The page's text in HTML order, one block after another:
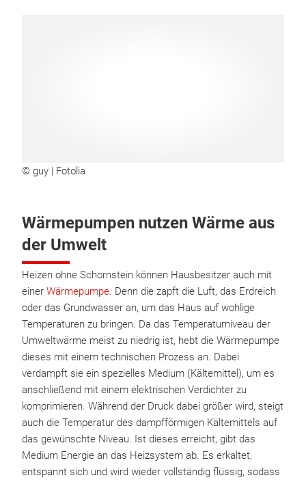
© guy | Fotolia
Wärmepumpen nutzen Wärme aus
der Umwelt
Heizen ohne Schornstein können Hausbesitzer auch mit
einer Wärmepumpe. Denn die zapft die Luft, das Erdreich
oder das Grundwasser an, um das Haus auf wohlige
Temperaturen zu bringen. Da das Temperaturniveau der
Umweltwärme meist zu niedrig ist, hebt die Wärmepumpe
dieses mit einem technischen Prozess an. Dabei
verdampft sie ein spezielles Medium (Kältemittel), um es
anschließend mit einem elektrischen Verdichter zu
komprimieren. Während der Druck dabei größer wird, steigt
auch die Temperatur des dampfförmigen Kältemittels auf
das gewünschte Niveau. Ist dieses erreicht, gibt das
Medium Energie an das Heizsystem ab. Es erkaltet,
entspannt sich und wird wieder vollständig flüssig, sodass